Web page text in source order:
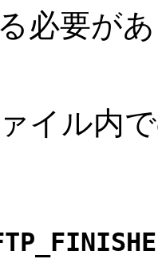
必要が
イル内